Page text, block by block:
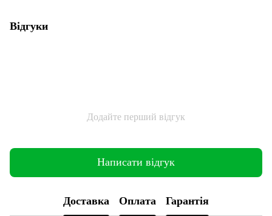
Відгуки
Додайте перший відгук
Написати відгук
Доставка Оплата Гарантія